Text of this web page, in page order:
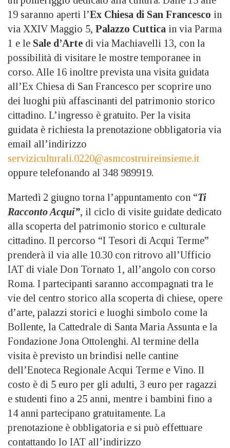
19 saranno aperti l’Ex Chiesa di San Francesco in
via XXIV Maggio 5, Palazzo Cuttica in via Parma
1 e le Sale d’Arte di via Machiavelli 13, con la
possibilità di visitare le mostre temporanee in
corso. Alle 16 inoltre prevista una visita guidata
all’Ex Chiesa di San Francesco per scoprire uno
dei luoghi più affascinanti del patrimonio storico
cittadino. L’ingresso è gratuito. Per la visita
guidata è richiesta la prenotazione obbligatoria via
email all’indirizzo
serviziculturali.0220@asmcostruireinsieme.it
oppure telefonando al 348 989919.
Martedì 2 giugno torna l’appuntamento con “Ti
Racconto Acqui”, il ciclo di visite guidate dedicato
alla scoperta del patrimonio storico e culturale
cittadino. Il percorso “I Tesori di Acqui Terme”
prenderà il via alle 10.30 con ritrovo all’Ufficio
IAT di viale Don Tornato 1, all’angolo con corso
Roma. I partecipanti saranno accompagnati tra le
vie del centro storico alla scoperta di chiese, opere
d’arte, palazzi storici e luoghi simbolo come la
Bollente, la Cattedrale di Santa Maria Assunta e la
Fondazione Jona Ottolenghi. Al termine della
visita è previsto un brindisi nelle cantine
dell’Enoteca Regionale Acqui Terme e Vino. Il
costo è di 5 euro per gli adulti, 3 euro per ragazzi
e studenti fino a 25 anni, mentre i bambini fino a
14 anni partecipano gratuitamente. La
prenotazione è obbligatoria e si può effettuare
contattando lo IAT all’indirizzo